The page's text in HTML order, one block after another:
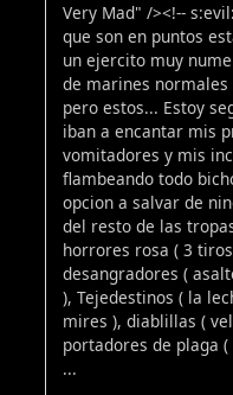
Very Mad" /><!--
que son en puntos
un ejercito muy
de marines
pero estos... Estoy
iban a encantar mis
vomitadores y mis
flambeando todo
opcion a salvar de
del resto de las
horrores rosa ( 3
desangradores (
), Tejedestinos ( la
mires ), diablillas (
portadores de plaga
...